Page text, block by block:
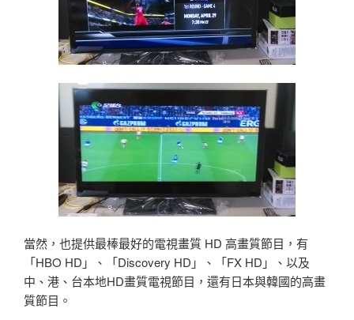
當然，也提供最棒最好的電視畫質 HD 高畫質節目，有
「HBO HD」、「Discovery HD」、「FX HD」、以及
中、港、台本地HD畫質電視節目，還有日本與韓國的高畫
質節目。